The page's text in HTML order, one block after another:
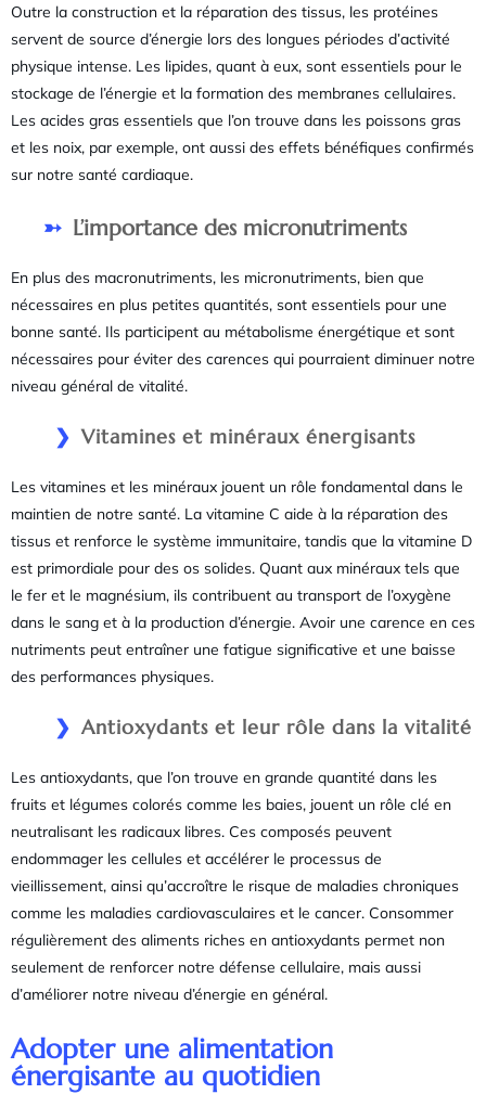
Outre la construction et la réparation des tissus, les protéines
servent de source d’énergie lors des longues périodes d’activité
physique intense. Les lipides, quant à eux, sont essentiels pour le
stockage de l’énergie et la formation des membranes cellulaires.
Les acides gras essentiels que l’on trouve dans les poissons gras
et les noix, par exemple, ont aussi des effets bénéfiques confirmés
sur notre santé cardiaque.
L’importance des micronutriments
En plus des macronutriments, les micronutriments, bien que
nécessaires en plus petites quantités, sont essentiels pour une
bonne santé. Ils participent au métabolisme énergétique et sont
nécessaires pour éviter des carences qui pourraient diminuer notre
niveau général de vitalité.
Vitamines et minéraux énergisants
Les vitamines et les minéraux jouent un rôle fondamental dans le
maintien de notre santé. La vitamine C aide à la réparation des
tissus et renforce le système immunitaire, tandis que la vitamine D
est primordiale pour des os solides. Quant aux minéraux tels que
le fer et le magnésium, ils contribuent au transport de l’oxygène
dans le sang et à la production d’énergie. Avoir une carence en ces
nutriments peut entraîner une fatigue significative et une baisse
des performances physiques.
Antioxydants et leur rôle dans la vitalité
Les antioxydants, que l’on trouve en grande quantité dans les
fruits et légumes colorés comme les baies, jouent un rôle clé en
neutralisant les radicaux libres. Ces composés peuvent
endommager les cellules et accélérer le processus de
vieillissement, ainsi qu’accroître le risque de maladies chroniques
comme les maladies cardiovasculaires et le cancer. Consommer
régulièrement des aliments riches en antioxydants permet non
seulement de renforcer notre défense cellulaire, mais aussi
d’améliorer notre niveau d’énergie en général.
Adopter une alimentation
énergisante au quotidien